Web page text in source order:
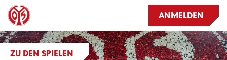
ANMELDEN
ZU DEN SPIELEN